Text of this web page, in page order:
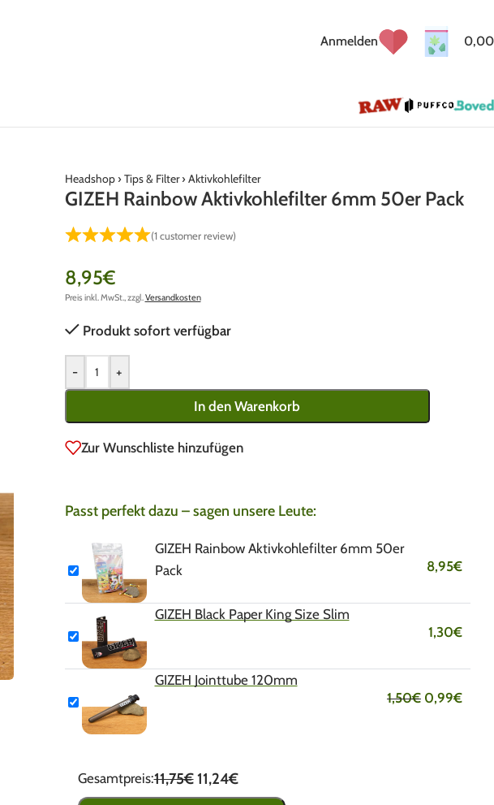
Anmelden 0,00
Headshop› Tips & Filter› Aktivkohlefilter
GIZEH Rainbow Aktivkohlefilter 6mm 50er Pack
(1customer review)
8,95€
Preis inkl. MwSt., zzgl.Versandkosten
Produkt sofort verfügbar
- +
In den Warenkorb
Zur Wunschliste hinzufügen
Passt perfekt dazu – sagen unsere Leute:
GIZEH Rainbow Aktivkohlefilter 6mm 50er
Pack
8,95€
GIZEH Black Paper King Size Slim
1,30€
GIZEH Jointtube 120mm
1,50€ 0,99€
Gesamtpreis:11,75€11,24€